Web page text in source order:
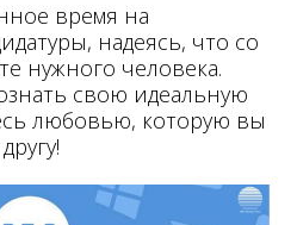
время на
надеясь, что со
нужного человека.
свою идеальную
любовью, которую вы